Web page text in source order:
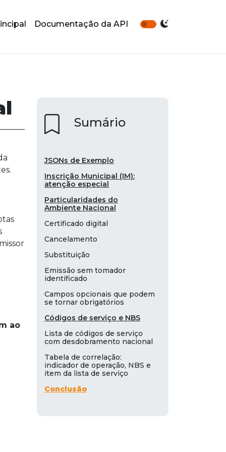
Documentação da API
ao
Sumário
Lista de Municípios Aderentes
Endpoint correto para NFSe
Nacional
Exemplo de JSON para envio
JSONs de Exemplo
Inscrição Municipal (IM):
atenção especial
Particularidades do
Ambiente Nacional
Certificado digital
Cancelamento
Substituição
Emissão sem tomador
identificado
Campos opcionais que podem
se tornar obrigatórios
Códigos de serviço e NBS
Lista de códigos de serviço
com desdobramento nacional
Tabela de correlação:
indicador de operação, NBS e
item da lista de serviço
Conclusão